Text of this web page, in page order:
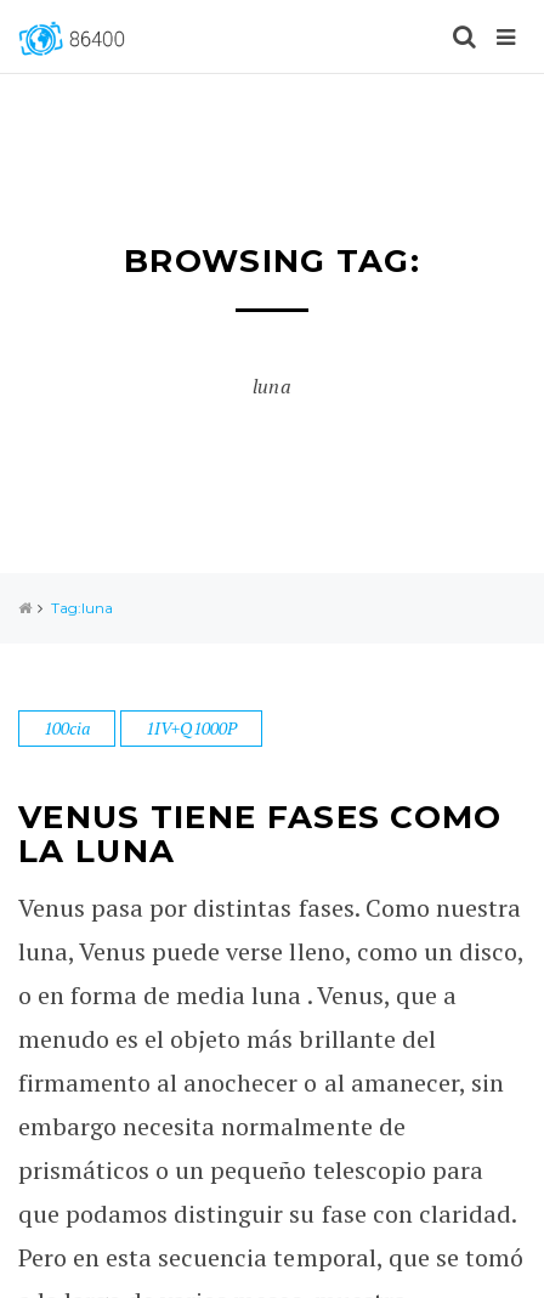
BROWSING TAG:
luna
Tag:luna
100cia 1IV+Q1000P
VENUS TIENE FASES COMO
LA LUNA
Venus pasa por distintas fases. Como nuestra
luna, Venus puede verse lleno, como un disco,
o en forma de media luna . Venus, que a
menudo es el objeto más brillante del
firmamento al anochecer o al amanecer, sin
embargo necesita normalmente de
prismáticos o un pequeño telescopio para
que podamos distinguir su fase con claridad.
Pero en esta secuencia temporal, que se tomó